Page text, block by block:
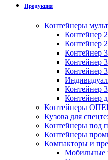
Продукция
Контейнеры
Контейнер
Контейнер
Контейнер
Контейнер
Контейнер
Контейнер
Контейнер
Контейнеры
Кузова для
Контейнеры под
Контейнеры
Компакторы и
Мобильные